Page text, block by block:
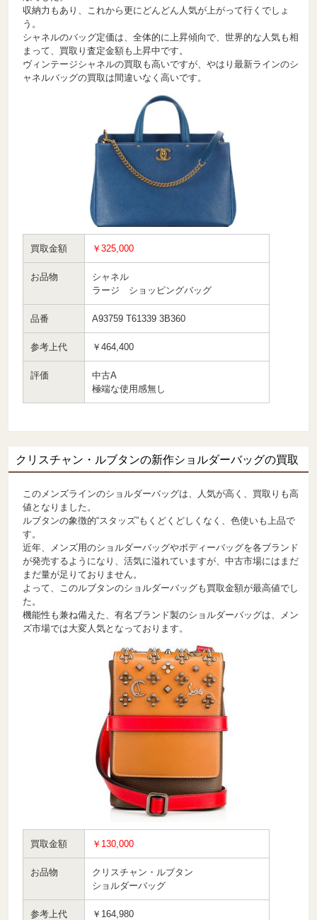
収納力もあり、これから更にどんどん人気が上がって行くでしょ
う。
シャネルのバッグ定価は、全体的に上昇傾向で、世界的な人気も相
まって、買取り査定金額も上昇中です。
ヴィンテージシャネルの買取も高いですが、やはり最新ラインのシ
ャネルバッグの買取は間違いなく高いです。
買取金額 ￥325,000
お品物
シャネル
ラージ ショッピングバッグ
品番 A93759 T61339 3B360
参考上代 ￥464,400
評価
中古A
極端な使用感無し
クリスチャン・ルブタンの新作ショルダーバッグの買取
このメンズラインのショルダーバッグは、人気が高く、買取りも高
値となりました。
ルブタンの象徴的“スタッズ”もくどくどしくなく、色使いも上品で
す。
近年、メンズ用のショルダーバッグやボディーバッグを各ブランド
が発売するようになり、活気に溢れていますが、中古市場にはまだ
まだ量が足りておりません。
よって、このルブタンのショルダーバッグも買取金額が最高値でし
た。
機能性も兼ね備えた、有名ブランド製のショルダーバッグは、メン
ズ市場では大変人気となっております。
買取金額 ￥130,000
お品物
クリスチャン・ルブタン
ショルダーバッグ
参考上代 ￥164,980